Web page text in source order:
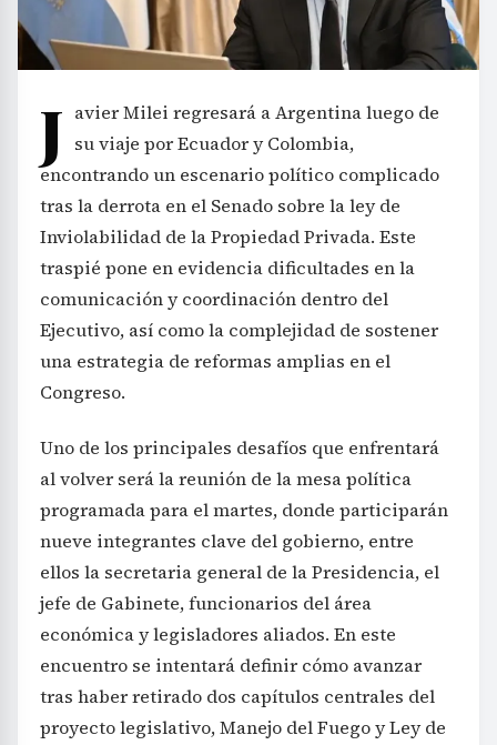
J avier Milei regresará a Argentina luego de
su viaje por Ecuador y Colombia,
encontrando un escenario político complicado
tras la derrota en el Senado sobre la ley de
Inviolabilidad de la Propiedad Privada. Este
traspié pone en evidencia dificultades en la
comunicación y coordinación dentro del
Ejecutivo, así como la complejidad de sostener
una estrategia de reformas amplias en el
Congreso.
Uno de los principales desafíos que enfrentará
al volver será la reunión de la mesa política
programada para el martes, donde participarán
nueve integrantes clave del gobierno, entre
ellos la secretaria general de la Presidencia, el
jefe de Gabinete, funcionarios del área
económica y legisladores aliados. En este
encuentro se intentará definir cómo avanzar
tras haber retirado dos capítulos centrales del
proyecto legislativo, Manejo del Fuego y Ley de